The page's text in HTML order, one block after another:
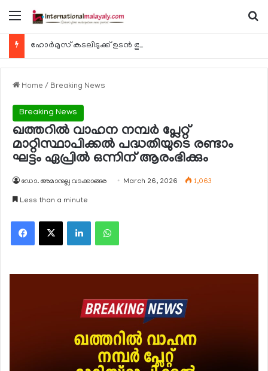
Menu
ഹോര്‍മുസ് കടലിടുക്ക് ഉടന്‍ തുറന്നേക്കും
Home / Breaking News
Breaking News
ഖത്തറില്‍ വാഹന നമ്പര്‍ പ്ലേറ്റ്
മാറ്റിസ്ഥാപിക്കല്‍ പദ്ധതിയുടെ രണ്ടാം
ഘട്ടം ഏപ്രില്‍ ഒന്നിന് ആരംഭിക്കും
ഡോ. അമാനുല്ല വടക്കാങ്ങര March 26, 2026 1,063
Less than a minute
Facebook
X LinkedInWhatsApp